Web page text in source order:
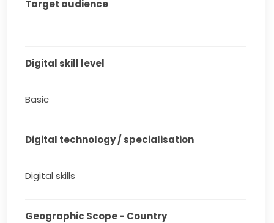
Target audience
Digital skill level
Basic
Digital technology / specialisation
Digital skills
Geographic Scope - Country